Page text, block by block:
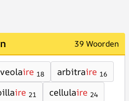
39 Woorden
ire 18 arbitraire 16
ire 21 cellulaire 24